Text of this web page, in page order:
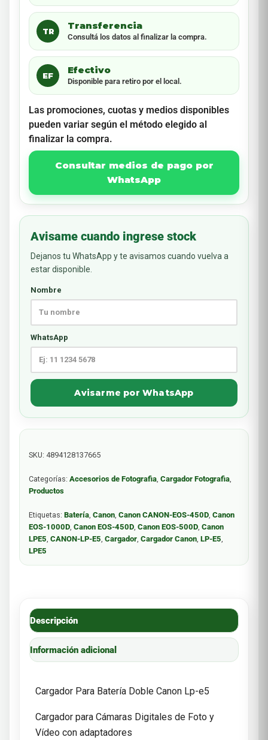
TR
Transferencia
Consultá los datos al finalizar la compra.
EF
Efectivo
Disponible para retiro por el local.
Las promociones, cuotas y medios disponibles
pueden variar según el método elegido al
finalizar la compra.
Consultar medios de pago por
WhatsApp
Avisame cuando ingrese stock
Dejanos tu WhatsApp y te avisamos cuando vuelva a
estar disponible.
Nombre
WhatsApp
Avisarme por WhatsApp
SKU: 4894128137665
Categorías: Accesorios de Fotografia, Cargador Fotografia,
Productos
Etiquetas: Batería, Canon, Canon CANON-EOS-450D, Canon
EOS-1000D, Canon EOS-450D, Canon EOS-500D, Canon
LPE5, CANON-LP-E5, Cargador, Cargador Canon, LP-E5,
LPE5
Descripción
Información adicional
Cargador Para Batería Doble Canon Lp-e5
Cargador para Cámaras Digitales de Foto y
Vídeo con adaptadores